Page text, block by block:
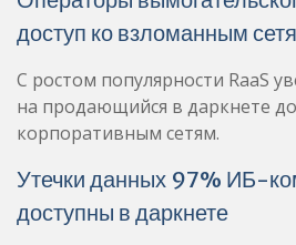
доступ ко взломанным
С ростом популярности RaaS
на продающийся в даркнете
корпоративным сетям.
Утечки данных 97% ИБ-
доступны в даркнете